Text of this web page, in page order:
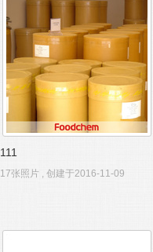
111
17张照片 , 创建于2016-11-09